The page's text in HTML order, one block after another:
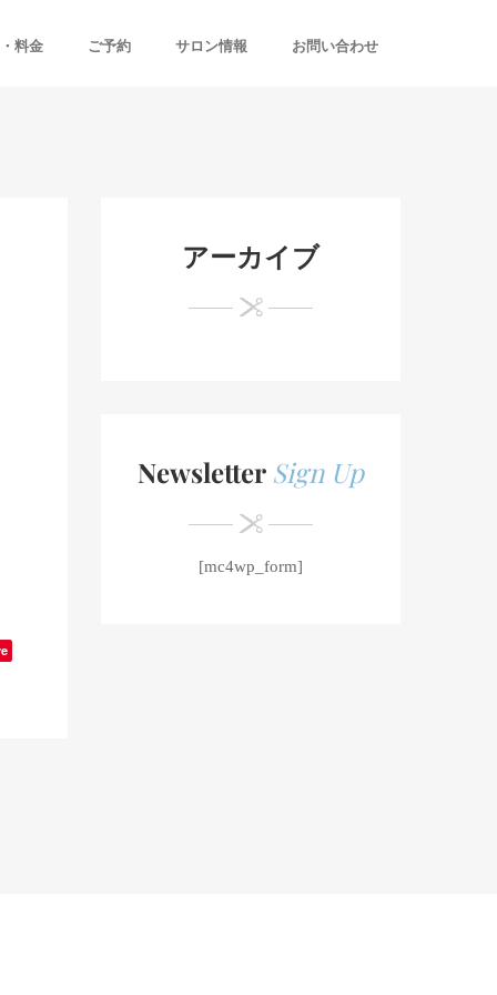
料金 ご予約 サロン情報 お問い合わせ
アーカイブ
Newsletter Sign Up
[mc4wp_form]